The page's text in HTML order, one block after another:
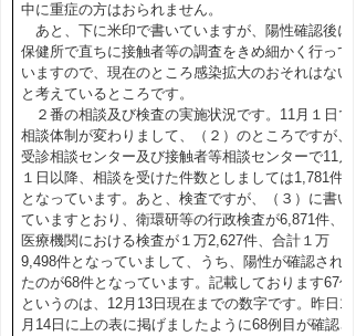
中に重症の方はおられません。
あと、下に米印で書いていますが、陽性確認後に
保健所で直ちに接触者等の調査をきめ細かく行って
いますので、現在のところ感染拡大のおそれはない
と考えているところです。
２番の相談及び検査の実施状況です。11月１日で
相談体制が変わりまして、（２）のところですが、
受診相談センター及び接触者等相談センターで11月
１日以降、相談を受けた件数としましては1,781件
となっています。あと、検査ですが、（３）に書い
ていますとおり、衛環研等の行政検査が6,871件、
医療機関における検査が１万2,627件、合計１万
9,498件となっていまして、うち、陽性が確認され
たのが68件となっています。記載しております67件
というのは、12月13日現在までの数字です。昨日12
月14日に上の表に掲げましたように68例目が確認さ